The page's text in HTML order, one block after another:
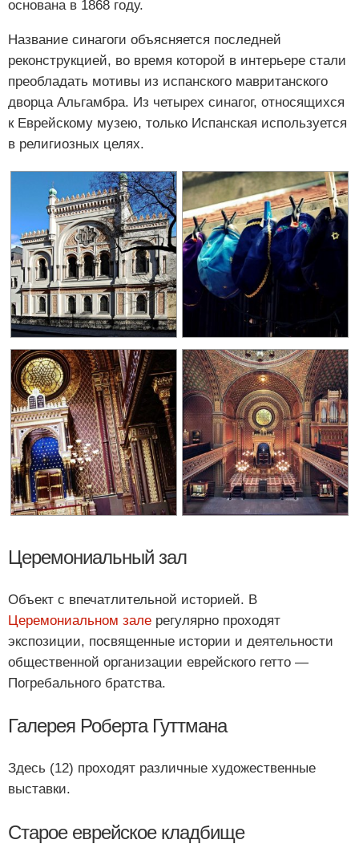
основана в 1868 году.
Название синагоги объясняется последней
реконструкцией, во время которой в интерьере стали
преобладать мотивы из испанского мавританского
дворца Альгамбра. Из четырех синагог, относящихся
к Еврейскому музею, только Испанская используется
в религиозных целях.
Церемониальный зал
Объект с впечатлительной историей. В
Церемониальном зале регулярно проходят
экспозиции, посвященные истории и деятельности
общественной организации еврейского гетто —
Погребального братства.
Галерея Роберта Гуттмана
Здесь (12) проходят различные художественные
выставки.
Старое еврейское кладбище